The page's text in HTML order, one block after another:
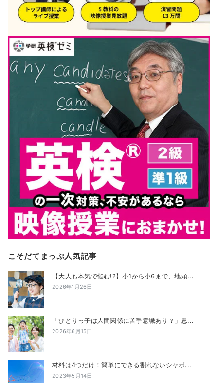
こそだてまっぷ人気記事
【大人も本気で悩む!?】小1から小6まで、地頭...
2026年1月26日
「ひとりっ子は人間関係に苦手意識あり？」思...
2026年6月15日
材料は4つだけ！簡単にできる割れないシャボ...
2023年5月14日